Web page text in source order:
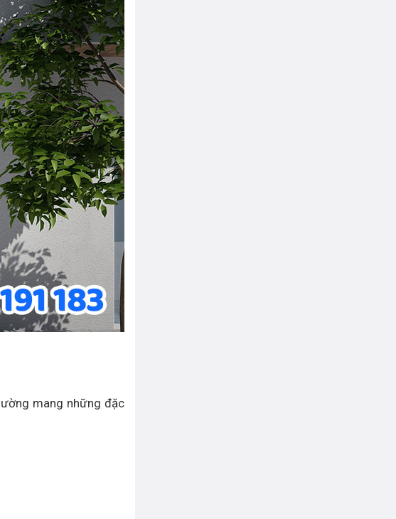
mang những đặc